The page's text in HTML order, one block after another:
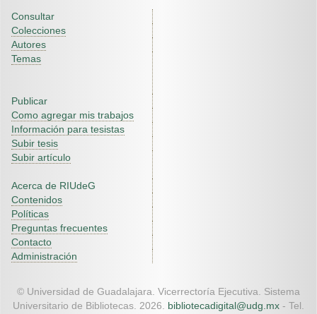
Consultar
Colecciones
Autores
Temas
Publicar
Como agregar mis trabajos
Información para tesistas
Subir tesis
Subir artículo
Acerca de RIUdeG
Contenidos
Políticas
Preguntas frecuentes
Contacto
Administración
© Universidad de Guadalajara. Vicerrectoría Ejecutiva. Sistema
Universitario de Bibliotecas. 2026. bibliotecadigital@udg.mx - Tel.